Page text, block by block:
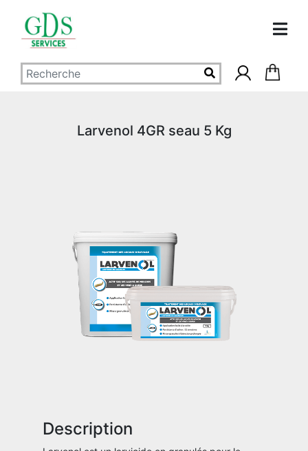
Larvenol 4GR seau 5 Kg
Description